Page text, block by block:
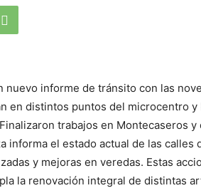
nuevo informe de tránsito con las
en distintos puntos del microcentro
trabajos en Montecaseros y
informa el estado actual de las
y mejoras en veredas. Estas
la renovación integral de distintas